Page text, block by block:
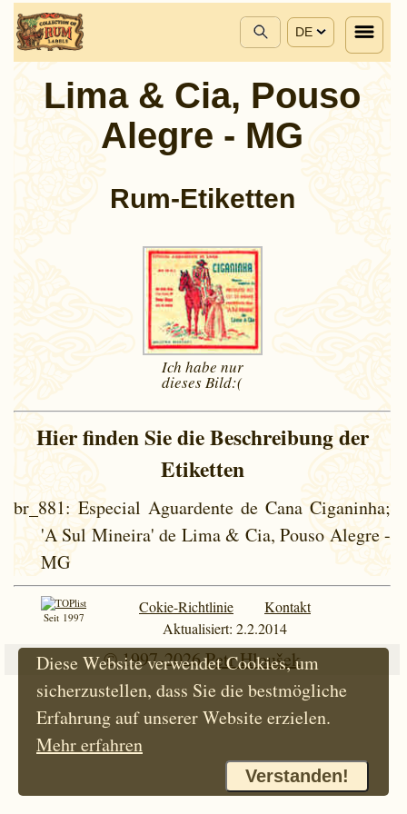
DE
Lima & Cia, Pouso
Alegre - MG
Rum-Etiketten
Ich habe nur
diesesBild:(
Hier finden Sie die Beschreibung der
Etiketten
br_881: Especial Aguardente de Cana Ciganinha;
'A Sul Mineira' de Lima & Cia, Pouso Alegre -
MG
Seit 1997
Cokie-Richtlinie
Kontakt
Aktualisiert: 2.2.2014
© 1997-2026Petr Hloušek
Diese Website verwendet Cookies, um
sicherzustellen, dass Sie die bestmögliche
Erfahrung auf unserer Website erzielen.
Mehr erfahren
Verstanden!